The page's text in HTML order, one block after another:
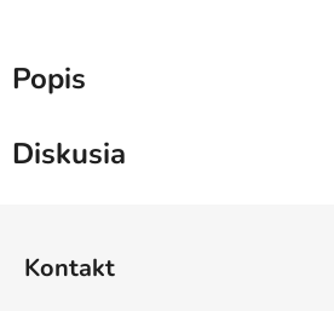
Popis
Diskusia
Kontakt